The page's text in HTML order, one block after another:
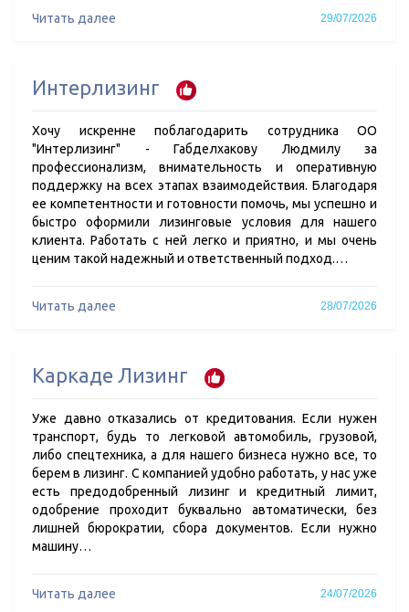
Читать далее 29/07/2026
Интерлизинг
Хочу искренне поблагодарить сотрудника ОО
"Интерлизинг" - Габделхакову Людмилу за
профессионализм, внимательность и оперативную
поддержку на всех этапах взаимодействия. Благодаря
ее компетентности и готовности помочь, мы успешно и
быстро оформили лизинговые условия для нашего
клиента. Работать с ней легко и приятно, и мы очень
ценим такой надежный и ответственный подход.…
Читать далее 28/07/2026
Каркаде Лизинг
Уже давно отказались от кредитования. Если нужен
транспорт, будь то легковой автомобиль, грузовой,
либо спецтехника, а для нашего бизнеса нужно все, то
берем в лизинг. С компанией удобно работать, у нас уже
есть предодобренный лизинг и кредитный лимит,
одобрение проходит буквально автоматически, без
лишней бюрократии, сбора документов. Если нужно
машину…
Читать далее 24/07/2026